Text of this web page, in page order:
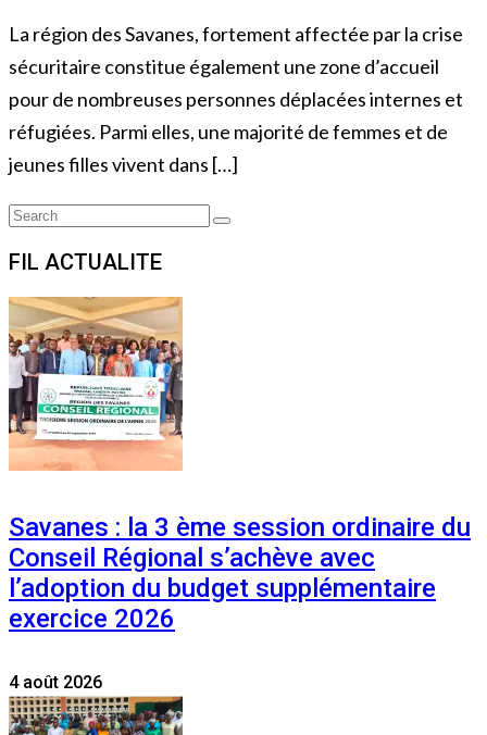
La région des Savanes, fortement affectée par la crise
sécuritaire constitue également une zone d’accueil
pour de nombreuses personnes déplacées internes et
réfugiées. Parmi elles, une majorité de femmes et de
jeunes filles vivent dans […]
Search
Search
FIL ACTUALITE
Savanes : la 3 ème session ordinaire du
Conseil Régional s’achève avec
l’adoption du budget supplémentaire
exercice 2026
4 août 2026